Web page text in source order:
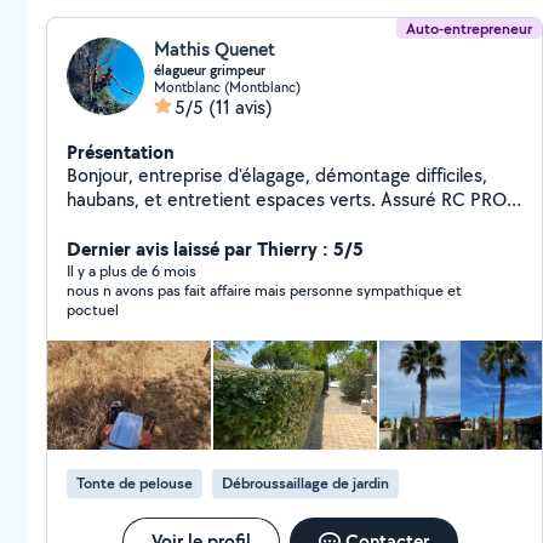
Auto-entrepreneur
Mathis Quenet
élagueur grimpeur
Montblanc (Montblanc)
5/5 (11 avis)
Présentation
Bonjour, entreprise d'élagage, démontage difficiles,
haubans, et entretient espaces verts. Assuré RC PRO
Passionné plante et faune, je serai ravi d'entretenir vos
arbres ou palmiers, ainsi que vous conseiller pour le
bien de votre patrimoine arboré. Site web: mat Elagage
( Montblanc ) Contact sur le site, parfois beug sur
allovoisin je ne peux pas répondre aux demande
privées...
Dernier avis laissé par Thierry : 5/5
Il y a plus de 6 mois
nous n avons pas fait affaire mais personne sympathique et
poctuel
Tonte de pelouse Débroussaillage de jardin